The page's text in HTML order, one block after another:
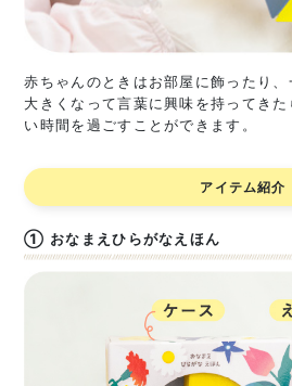
赤ちゃんのときはお部屋に飾ったり、
大きくなって言葉に興味を持ってき
い時間を過ごすことができます。
アイテム紹介
① おなまえひらがなえほん